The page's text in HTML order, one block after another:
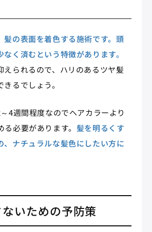
髪の表面を着色する施術です。頭
く済むという特徴があります。
えられるので、ハリのあるツヤ髪
るでしょう。
4週間程度なのでヘアカラーより
必要があります。 髪を明るくす
、ナチュラルな髪色にしたい方に
いための予防策